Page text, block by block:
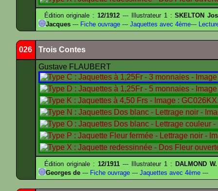
Édition originale :12/1912 --- Illustrateur 1 :SKELTON
Jacques --- Fiche ouvrage --- Jaquettes avec 4ème---
026 Trois Contes
Gustave FLAUBERT
Édition originale : 12/1911 --- Illustrateur 1 : DALMOND W.
Georges de --- Fiche ouvrage --- Jaquettes avec 4ème ---